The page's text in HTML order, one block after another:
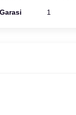
Garasi 1